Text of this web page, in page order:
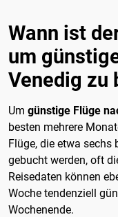
Wann ist
um
Venedig zu
Um günstige Flüge
besten mehrere
Flüge, die etwa sechs
gebucht werden, oft
Reisedaten können
Woche tendenziell
Wochenende.